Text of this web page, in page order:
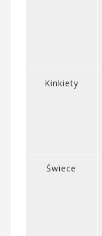
Kinkiety
Świece